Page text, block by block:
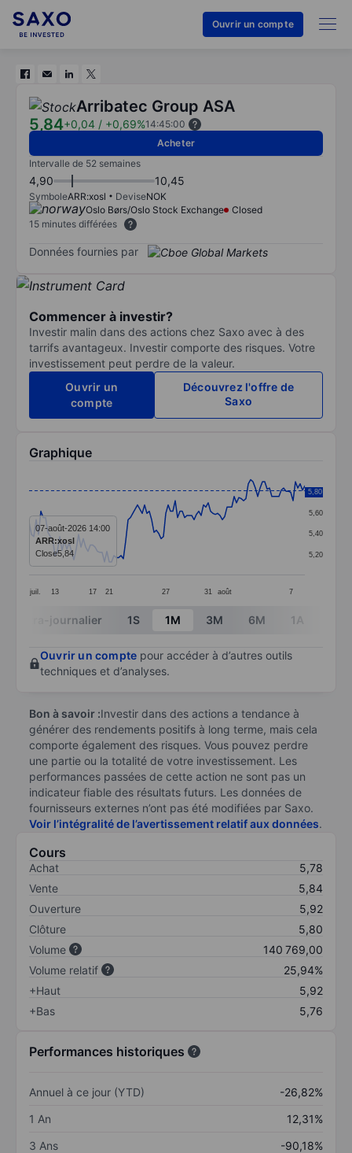
Ouvrir un compte
Arribatec Group ASA
5,84+0,04 / +0,69%14:45:00
Acheter
Intervalle de 52 semaines
4,90 10,45
SymboleARR:xosl DeviseNOK
Oslo Børs/Oslo Stock Exchange
Closed
15 minutes différées
Données fournies par
Commencer à investir?
Investir malin dans des actions chez Saxo avec à des
tarrifs avantageux. Investir comporte des risques. Votre
investissement peut perdre de la valeur.
Ouvrir un
compte
Découvrez l'offre de
Saxo
Graphique
Line chart with 118 data points.
The chart has 1 X axis displaying categories.
The chart has 1 Y axis displaying values. Data
juil. 13 17 21 27 31 août 7
5,20
5,40
5,60
5,80
5,80
07-août-2026 14:00
ARR:xosl
Close5,84
End of interactive chart.
Intra-journalier 1S 1M 3M 6M 1A
Ouvrir un compte pour accéder à d’autres outils
techniques et d’analyses.
Bon à savoir :Investir dans des actions a tendance à
générer des rendements positifs à long terme, mais cela
comporte également des risques. Vous pouvez perdre
une partie ou la totalité de votre investissement. Les
performances passées de cette action ne sont pas un
indicateur fiable des résultats futurs. Les données de
fournisseurs externes n’ont pas été modifiées par Saxo.
Voir l’intégralité de l’avertissement relatif aux données.
Cours
Achat
5,78
Vente
5,84
Ouverture
5,92
Clôture
5,80
Volume
140 769,00
Volume relatif
25,94%
+Haut
5,92
+Bas
5,76
Performances historiques
Annuel à ce jour (YTD)
-26,82%
1 An
12,31%
3 Ans
-90,18%